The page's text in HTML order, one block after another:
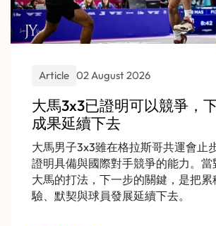
Article 02 August 2026
大馬3x3已證明可以競爭，
成果延續下去
大馬男子3x3雖在格拉斯哥共運會止
證明具備與國際對手競爭的能力。
大馬的打法，下一步的關鍵，是把累
驗、默契與球員發展延續下去。